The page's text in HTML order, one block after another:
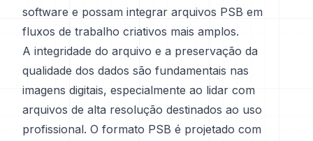
software e possam integrar arquivos PSB em
fluxos de trabalho criativos mais amplos.
A integridade do arquivo e a preservação da
qualidade dos dados são fundamentais nas
imagens digitais, especialmente ao lidar com
arquivos de alta resolução destinados ao uso
profissional. O formato PSB é projetado com